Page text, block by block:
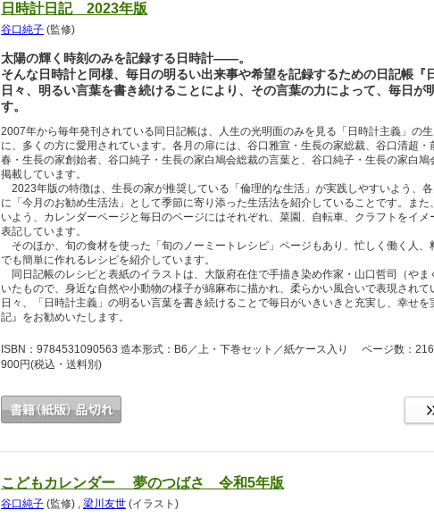
日時計日記 2023年版
谷口純子 (監修)
太陽の輝く時刻のみを記録する日時計――。
そんな日時計と同様、毎日の明るい出来事や希望を記録するための日記帳『
日々、明るい言葉を書き続けることにより、その言葉の力によって、毎日が
す。
2007年から毎年発刊されている同日記帳は、人生の光明面のみを見る「日時計主義」の
に、多くの方に愛用されています。各月の扉には、谷口雅宣・生長の家総裁、谷口清超
春・生長の家創始者、谷口純子・生長の家白鳩会総裁の言葉と、谷口純子・生長の家白
掲載しています。
2023年版の特徴は、生長の家が推奨している「倫理的な生活」が実践しやすいよう、
に「今月のお勧め生活法」として季節に寄り添った生活法を紹介していることです。ま
いよう、カレンダーページと毎日のページにはそれぞれ、菜園、自転車、クラフトをイメ
表記しています。
そのほか、旬の食材を使った「旬のノーミートレシピ」ページもあり、忙しく働く人、
でも簡単に作れるレシピを紹介しています。
同日記帳のレシピと表紙のイラストは、大阪府在住で手描き染め作家・山口哲司（やま
いたもので、身近な自然や小動物の様子が綿麻布に描かれ、柔らかい風合いで表現されて
日々、「日時計主義」の明るい言葉を書き続けることで毎日がいきいきと充実し、幸せを
記』をお勧めいたします。
ISBN：9784531090563 造本形式：B6／上・下巻セット／紙ケース入り ページ数：
900円(税込・送料別)
こどもカレンダー 夢のつばさ 令和5年版
谷口純子 (監修) , 梁川友世 (イラスト)